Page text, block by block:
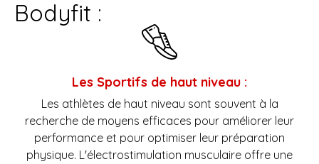
Bodyfit :
Les Sportifs de haut niveau :
Les athlètes de haut niveau sont souvent à la
recherche de moyens efficaces pour améliorer leur
performance et pour optimiser leur préparation
physique. L'électrostimulation musculaire offre une